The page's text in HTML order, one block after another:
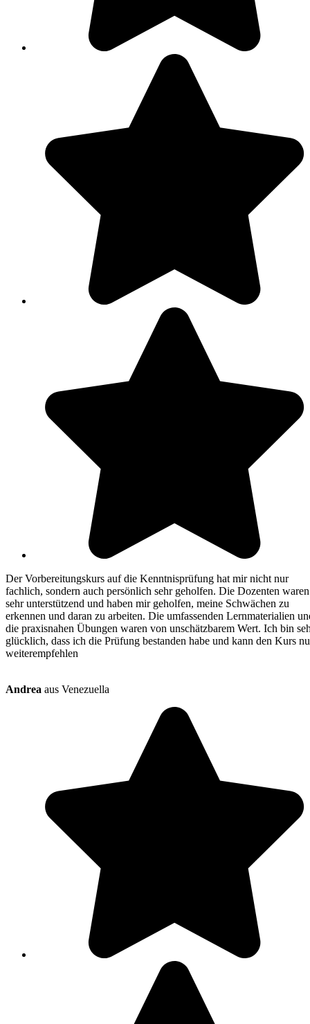
Der Vorbereitungskurs auf die Kenntnisprüfung hat mir nicht nur
fachlich, sondern auch persönlich sehr geholfen. Die Dozenten waren
sehr unterstützend und haben mir geholfen, meine Schwächen zu
erkennen und daran zu arbeiten. Die umfassenden Lernmaterialien
die praxisnahen Übungen waren von unschätzbarem Wert. Ich bin
glücklich, dass ich die Prüfung bestanden habe und kann den Kurs
weiterempfehlen
Andrea aus Venezuella